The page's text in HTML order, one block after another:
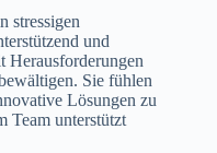
stressigen
und
Herausforderungen
Sie fühlen
Lösungen zu
Team unterstützt